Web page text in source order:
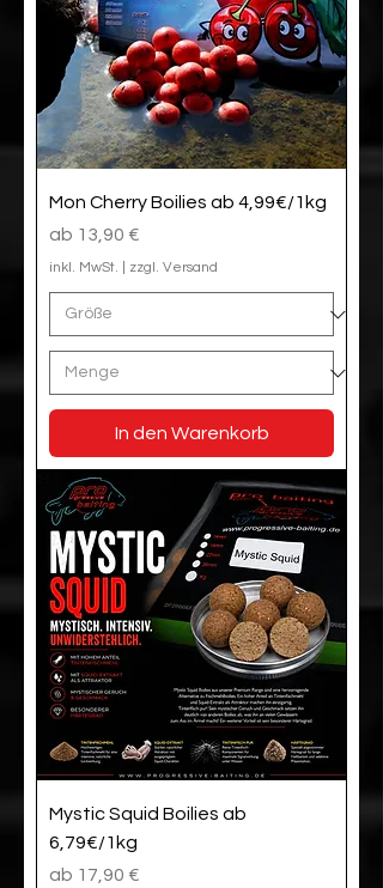
Mon Cherry Boilies ab 4,99€/1kg
ab 13,90 €
Sale-Preis
inkl. MwSt. zzgl. Versand
In den Warenkorb
Mystic Squid Boilies ab
6,79€/1kg
ab 17,90 €
Sale-Preis